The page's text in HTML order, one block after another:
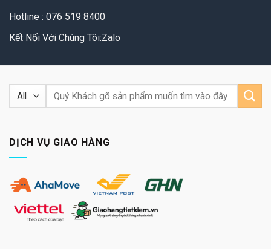
Hotline : 076 519 8400
Kết Nối Với Chúng Tôi:Zalo
Tìm
kiếm:
DỊCH VỤ GIAO HÀNG